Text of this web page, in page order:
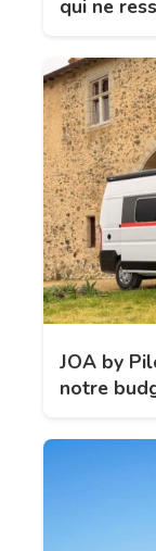
qui ne
JOA by
notre